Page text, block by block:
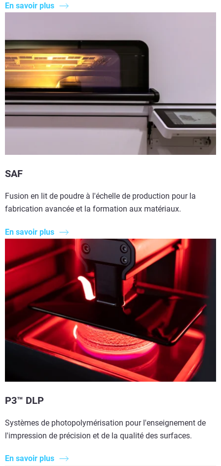
En savoir plus
SAF
Fusion en lit de poudre à l'échelle de production pour la
fabrication avancée et la formation aux matériaux.
En savoir plus
P3™ DLP
Systèmes de photopolymérisation pour l'enseignement de
l'impression de précision et de la qualité des surfaces.
En savoir plus